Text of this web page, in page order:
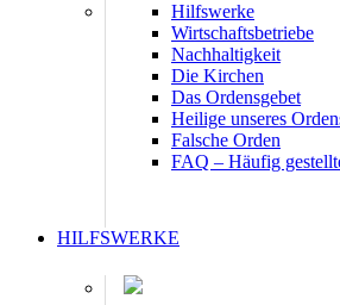
Hilfswerke
Wirtschaftsbetriebe
Nachhaltigkeit
Die Kirchen
Das Ordensgebet
Heilige unseres
Falsche Orden
FAQ – Häufig
HILFSWERKE